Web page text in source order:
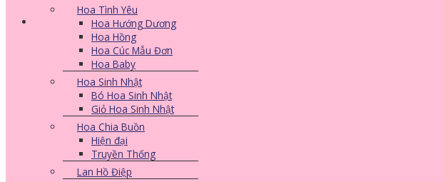
Hoa Tình Yêu
Hoa Hướng Dương
Hoa Hồng
Hoa Cúc Mẫu Đơn
Hoa Baby
Hoa Sinh Nhật
Bó Hoa Sinh Nhật
Giỏ Hoa Sinh Nhật
Hoa Chia Buồn
Hiện đại
Truyền Thống
Lan Hồ Điệp